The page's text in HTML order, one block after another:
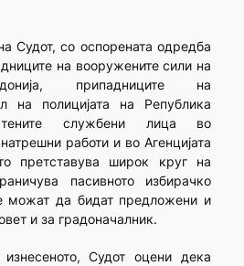
Судот, со оспорената одредба
на вооружените сили на
припадниците на
на полицијата на Република
службени лица во
работи и во Агенцијата
претставува широк круг на
пасивното избирачко
можат да бидат предложени и
и за градоначалник.
Судот оцени дека